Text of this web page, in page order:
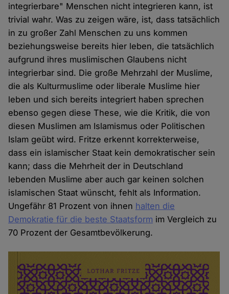
integrierbare" Menschen nicht integrieren kann, ist
trivial wahr. Was zu zeigen wäre, ist, dass tatsächlich
in zu großer Zahl Menschen zu uns kommen
beziehungsweise bereits hier leben, die tatsächlich
aufgrund ihres muslimischen Glaubens nicht
integrierbar sind. Die große Mehrzahl der Muslime,
die als Kulturmuslime oder liberale Muslime hier
leben und sich bereits integriert haben sprechen
ebenso gegen diese These, wie die Kritik, die von
diesen Muslimen am Islamismus oder Politischen
Islam geübt wird. Fritze erkennt korrekterweise,
dass ein islamischer Staat kein demokratischer sein
kann; dass die Mehrheit der in Deutschland
lebenden Muslime aber auch gar keinen solchen
islamischen Staat wünscht, fehlt als Information.
Ungefähr 81 Prozent von ihnen halten die
Demokratie für die beste Staatsform im Vergleich zu
70 Prozent der Gesamtbevölkerung.